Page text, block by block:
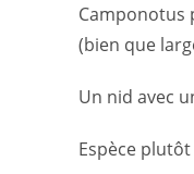
Camponotus
(bien que
Un nid avec
Espèce